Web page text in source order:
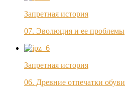
Запретная история
07. Эволюция и ее проблемы
Запретная история
06. Древние отпечатки обуви